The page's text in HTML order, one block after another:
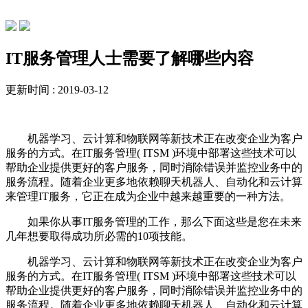
IT服务管理人士需要了解哪些内容
更新时间 : 2019-03-12
机器学习、云计算和物联网等新技术正在改变企业为客户
服务的方式。在IT服务管理( ITSM )环境中部署这些技术可以
帮助企业提供更好的客户服务，同时消除错误并监控业务中的
服务流程。随着企业更多地依赖聊天机器人、自动化和云计算
来管理IT服务，它正在成为企业中越来越重要的一种方法。
如果你从事IT服务管理的工作，那么下面这些是您在未来
几年想要取得成功所必需的10项技能。
机器学习、云计算和物联网等新技术正在改变企业为客户
服务的方式。在IT服务管理( ITSM )环境中部署这些技术可以
帮助企业提供更好的客户服务，同时消除错误并监控业务中的
服务流程。随着企业更多地依赖聊天机器人、自动化和云计算